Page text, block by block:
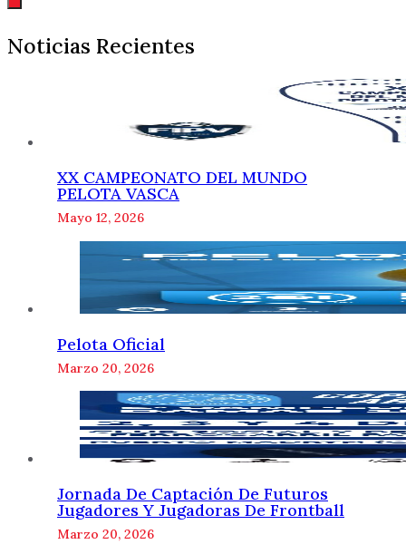
Noticias Recientes
XX CAMPEONATO DEL MUNDO
PELOTA VASCA
Mayo 12, 2026
Pelota Oficial
Marzo 20, 2026
Jornada De Captación De Futuros
Jugadores Y Jugadoras De Frontball
Marzo 20, 2026